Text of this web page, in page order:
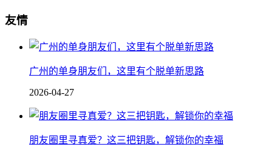
友情
广州的单身朋友们，这里有个脱单新思路
2026-04-27
朋友圈里寻真爱？这三把钥匙，解锁你的幸福